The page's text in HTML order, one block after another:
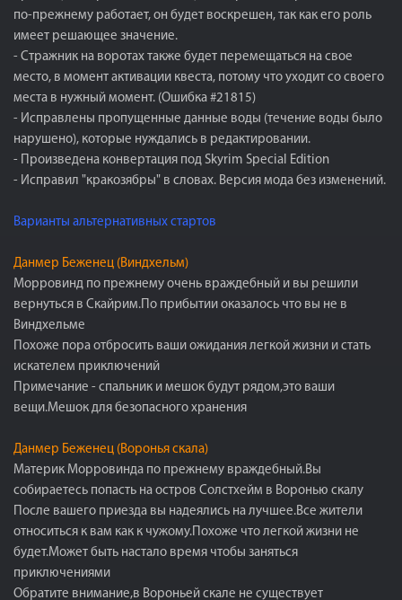
по-прежнему работает, он будет воскрешен, так как его роль
имеет решающее значение.
- Стражник на воротах также будет перемещаться на свое
место, в момент активации квеста, потому что уходит со своего
места в нужный момент. (Ошибка #21815)
- Исправлены пропущенные данные воды (течение воды было
нарушено), которые нуждались в редактировании.
- Произведена конвертация под Skyrim Special Edition
- Исправил "кракозябры" в словах. Версия мода без изменений.
Варианты альтернативных стартов
Данмер Беженец (Виндхельм)
Морровинд по прежнему очень враждебный и вы решили
вернуться в Скайрим.По прибытии оказалось что вы не в
Виндхельме
Похоже пора отбросить ваши ожидания легкой жизни и стать
искателем приключений
Примечание - спальник и мешок будут рядом,это ваши
вещи.Мешок для безопасного хранения
Данмер Беженец (Воронья скала)
Материк Морровинда по прежнему враждебный.Вы
собираетесь попасть на остров Солстхейм в Воронью скалу
После вашего приезда вы надеялись на лучшее.Все жители
относиться к вам как к чужому.Похоже что легкой жизни не
будет.Может быть настало время чтобы заняться
приключениями
Обратите внимание,в Вороньей скале не существует